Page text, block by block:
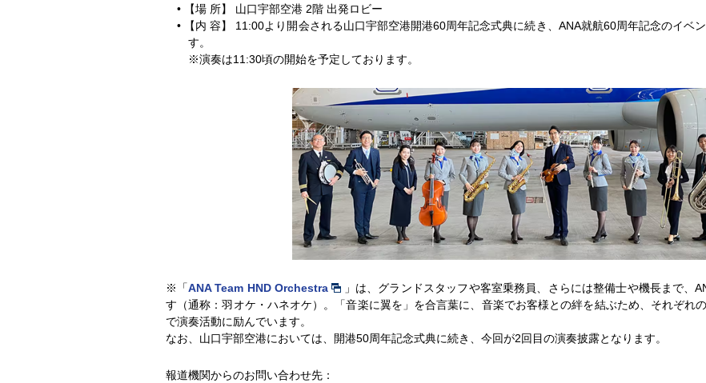
• 【場 所】 山口宇部空港 2階 出発ロビー
• 【内 容】 11:00より開会される山口宇部空港開港60周年記念式典に続き、ANA就航60周年記念のイベ
す。
※演奏は11:30頃の開始を予定しております。
※「ANA Team HND Orchestra
」は、グランドスタッフや客室乗務員、さらには整備士や機長まで、
す（通称：羽オケ・ハネオケ）。「音楽に翼を」を合言葉に、音楽でお客様との絆を結ぶため、それぞれ
で演奏活動に励んでいます。
なお、山口宇部空港においては、開港50周年記念式典に続き、今回が2回目の演奏披露となります。
報道機関からのお問い合わせ先：